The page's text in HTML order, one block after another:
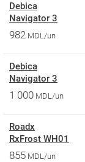
Debica
Navigator 3
982 MDL/un
Debica
Navigator 3
1 000 MDL/un
Roadx
RxFrost WH01
855 MDL/un